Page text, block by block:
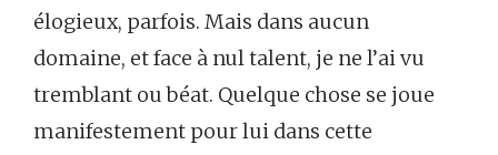
élogieux, parfois. Mais dans aucun
domaine, et face à nul talent, je ne l’ai vu
tremblant ou béat. Quelque chose se joue
manifestement pour lui dans cette